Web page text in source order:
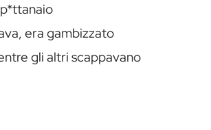
era gambizzato
gli altri scappavano